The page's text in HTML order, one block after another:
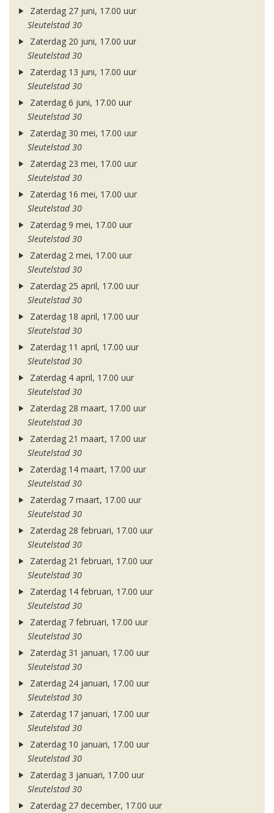
Zaterdag 27 juni, 17.00 uur
Sleutelstad 30
Zaterdag 20 juni, 17.00 uur
Sleutelstad 30
Zaterdag 13 juni, 17.00 uur
Sleutelstad 30
Zaterdag 6 juni, 17.00 uur
Sleutelstad 30
Zaterdag 30 mei, 17.00 uur
Sleutelstad 30
Zaterdag 23 mei, 17.00 uur
Sleutelstad 30
Zaterdag 16 mei, 17.00 uur
Sleutelstad 30
Zaterdag 9 mei, 17.00 uur
Sleutelstad 30
Zaterdag 2 mei, 17.00 uur
Sleutelstad 30
Zaterdag 25 april, 17.00 uur
Sleutelstad 30
Zaterdag 18 april, 17.00 uur
Sleutelstad 30
Zaterdag 11 april, 17.00 uur
Sleutelstad 30
Zaterdag 4 april, 17.00 uur
Sleutelstad 30
Zaterdag 28 maart, 17.00 uur
Sleutelstad 30
Zaterdag 21 maart, 17.00 uur
Sleutelstad 30
Zaterdag 14 maart, 17.00 uur
Sleutelstad 30
Zaterdag 7 maart, 17.00 uur
Sleutelstad 30
Zaterdag 28 februari, 17.00 uur
Sleutelstad 30
Zaterdag 21 februari, 17.00 uur
Sleutelstad 30
Zaterdag 14 februari, 17.00 uur
Sleutelstad 30
Zaterdag 7 februari, 17.00 uur
Sleutelstad 30
Zaterdag 31 januari, 17.00 uur
Sleutelstad 30
Zaterdag 24 januari, 17.00 uur
Sleutelstad 30
Zaterdag 17 januari, 17.00 uur
Sleutelstad 30
Zaterdag 10 januari, 17.00 uur
Sleutelstad 30
Zaterdag 3 januari, 17.00 uur
Sleutelstad 30
Zaterdag 27 december, 17.00 uur